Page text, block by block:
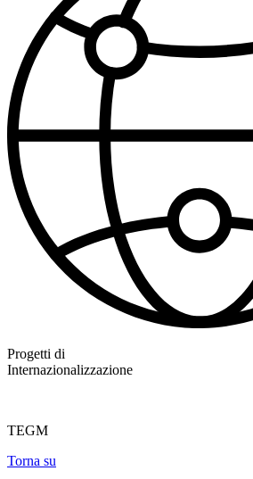
Progetti di
Internazionalizzazione
TEGM
Torna su